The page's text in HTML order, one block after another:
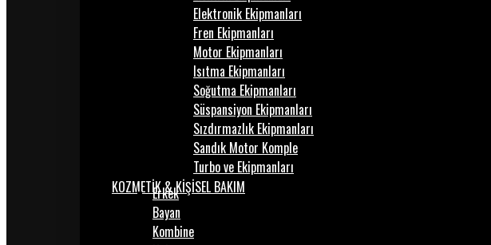
Elektronik Ekipmanları
Fren Ekipmanları
Motor Ekipmanları
Isıtma Ekipmanları
Soğutma Ekipmanları
Süspansiyon Ekipmanları
Sızdırmazlık Ekipmanları
Sandık Motor Komple
Turbo ve Ekipmanları
KOZMETİK & KİŞİSEL BAKIM
Erkek
Bayan
Kombine